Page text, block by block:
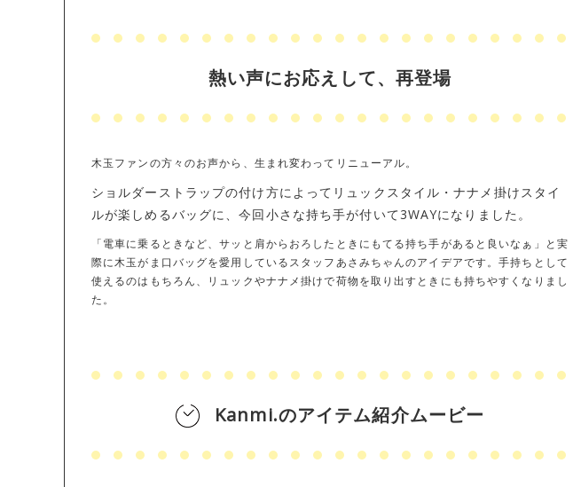
熱い声にお応えして、再登場
木玉ファンの方々のお声から、生まれ変わってリニューアル。
ショルダーストラップの付け方によってリュックスタイル・ナナメ掛けスタイ
ルが楽しめるバッグに、今回小さな持ち手が付いて3WAYになりました。
「電車に乗るときなど、サッと肩からおろしたときにもてる持ち手があると良いなぁ」と実
際に木玉がま口バッグを愛用しているスタッフあさみちゃんのアイデアです。手持ちとして
使えるのはもちろん、リュックやナナメ掛けで荷物を取り出すときにも持ちやすくなりまし
た。
Kanmi.のアイテム紹介ムービー